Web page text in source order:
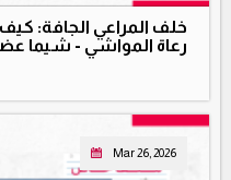
خلف المراعي الجافة:
رعاة المواشي - شيما
Mar 26, 2026